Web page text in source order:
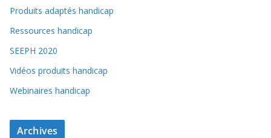
Produits adaptés handicap
Ressources handicap
SEEPH 2020
Vidéos produits handicap
Webinaires handicap
Archives